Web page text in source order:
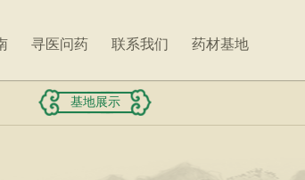
寻医问药 联系我们 药材基地
基地展示